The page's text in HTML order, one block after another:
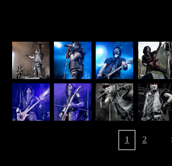
1 2